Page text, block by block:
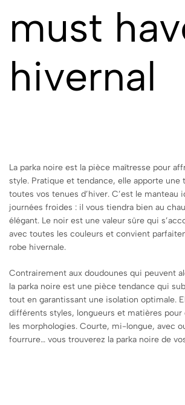
must
hivernal
La parka noire est la pièce maîtresse pour
style. Pratique et tendance, elle apporte une
toutes vos tenues d’hiver. C’est le manteau
journées froides : il vous tiendra bien au
élégant. Le noir est une valeur sûre qui
avec toutes les couleurs et convient
robe hivernale.
Contrairement aux doudounes qui peuvent
la parka noire est une pièce tendance qui
tout en garantissant une isolation optimale.
différents styles, longueurs et matières pour
les morphologies. Courte, mi-longue, avec
fourrure… vous trouverez la parka noire de